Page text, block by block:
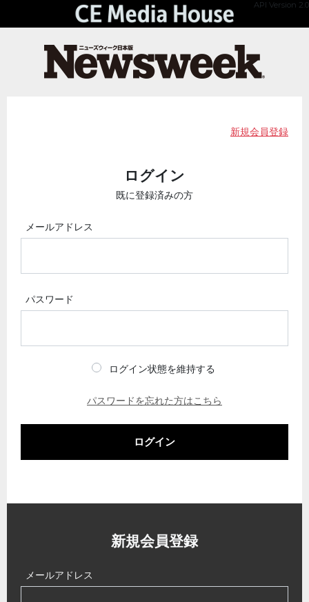
API Version 2.0
新規会員登録
ログイン
既に登録済みの方
メールアドレス
パスワード
ログイン状態を維持する
パスワードを忘れた方はこちら
ログイン
新規会員登録
メールアドレス